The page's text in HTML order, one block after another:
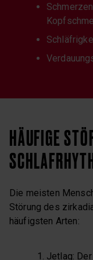
HÄUFIGE
Die meisten
Störung des
häufigsten Arten:
Jetlag: